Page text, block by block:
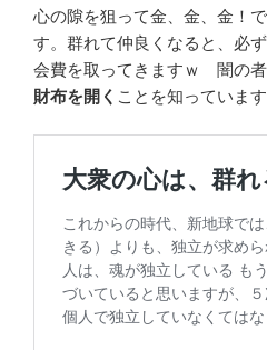
心の隙を狙って金、金、金！
す。群れて仲良くなると、必
会費を取ってきますｗ 闇の
財布を開く ことを知っています